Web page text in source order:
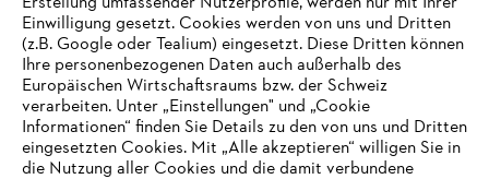
Häufig gestellte Fragen
Support
Einwilligung gesetzt. Cookies werden von uns und Dritten
(z.B. Google oder Tealium) eingesetzt. Diese Dritten können
Ihre personenbezogenen Daten auch außerhalb des
Europäischen Wirtschaftsraums bzw. der Schweiz
verarbeiten. Unter „Einstellungen" und „Cookie
Informationen“ finden Sie Details zu den von uns und Dritten
eingesetzten Cookies. Mit „Alle akzeptieren“ willigen Sie in
die Nutzung aller Cookies und die damit verbundene